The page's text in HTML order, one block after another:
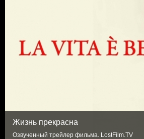
Жизнь прекрасна
Озвученный трейлер фильма. LostFilm.TV